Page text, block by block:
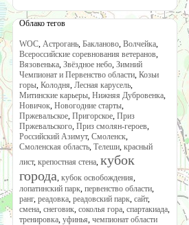
Облако тегов
WOC, Астрогань, Бакланово, Волчейка,
Всероссийские соревнования ветеранов,
Вязовенька, Звёздное небо, Зимний
Чемпионат и Первенство области, Козьи
горы, Колодня, Лесная карусель,
Митинские карьеры, Нижняя Дубровенка,
Новичок, Новогодние старты,
Пржевальское, Пригорское, Приз
Пржевальского, Приз смолян-героев,
Российский Азимут, Смоленск,
Смоленская область, Телеши, красный
лист, крепостная стена, кубок
города, кубок освобождения,
лопатинский парк, первенство области,
ранг, реадовка, реадовский парк, сайт,
смена, снеговик, соколья гора, спартакиада,
тренировка, уфинья, чемпионат области